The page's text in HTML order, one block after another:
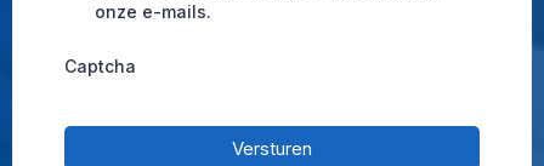
onze e-mails.
Captcha
Versturen